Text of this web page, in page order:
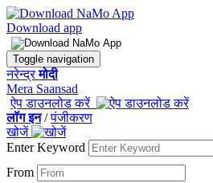
Download app
Toggle navigation
नरेन्द्रमोदी
Mera Saansad
ऐप डाउनलोड करें
लॉग इन/पंजीकरण
खोजें
Enter Keyword
From